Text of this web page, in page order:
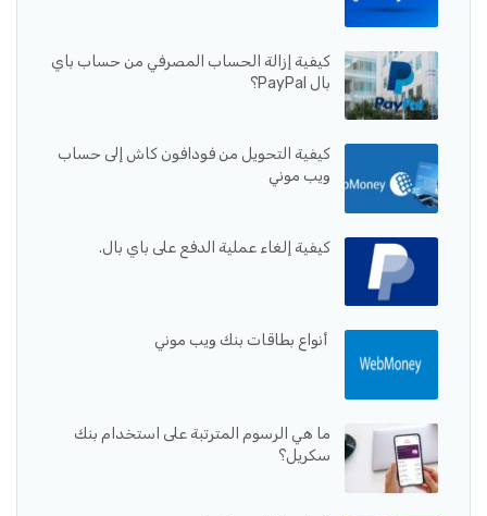
كيفية إزالة الحساب المصرفي من حساب باي
بال PayPal؟
كيفية التحويل من فودافون كاش إلى حساب
ويب موني
كيفية إلغاء عملية الدفع على باي بال.
أنواع بطاقات بنك ويب موني
ما هي الرسوم المترتبة على استخدام بنك
سكريل؟